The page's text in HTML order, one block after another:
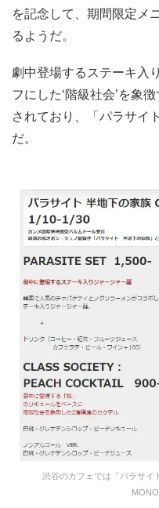
を記念して、期間限定メ
るようだ。
劇中登場するステーキ入
フにした‘階級社会’を象
されており、「パラサイ
だ。
渋谷のカフェでは「パラサイ